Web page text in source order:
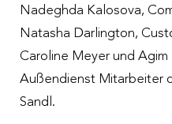
Nadeghda Kalosova,
Natasha Darlington,
Caroline Meyer und
Außendienst Mitarbeiter
Sandl.